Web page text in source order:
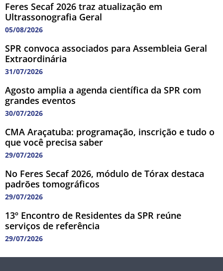
Feres Secaf 2026 traz atualização em
Ultrassonografia Geral
05/08/2026
SPR convoca associados para Assembleia Geral
Extraordinária
31/07/2026
Agosto amplia a agenda científica da SPR com
grandes eventos
30/07/2026
CMA Araçatuba: programação, inscrição e tudo o
que você precisa saber
29/07/2026
No Feres Secaf 2026, módulo de Tórax destaca
padrões tomográficos
29/07/2026
13º Encontro de Residentes da SPR reúne
serviços de referência
29/07/2026